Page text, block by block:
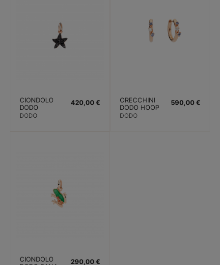
CIONDOLO
DODO
STELLINA
DODO
420,00 €
ORECCHINI
DODO HOOP
ESSENTIAL.
DODO
590,00 €
CIONDOLO
290,00 €